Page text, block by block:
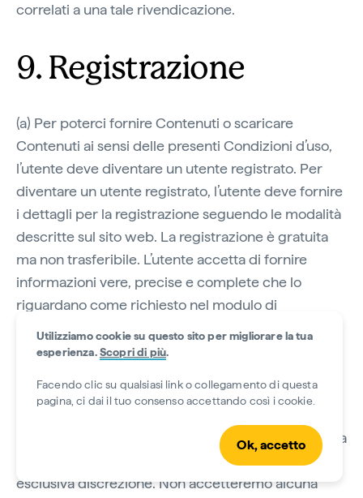
correlati a una tale rivendicazione.
9. Registrazione
(a) Per poterci fornire Contenuti o scaricare
Contenuti ai sensi delle presenti Condizioni d’uso,
l’utente deve diventare un utente registrato. Per
diventare un utente registrato, l’utente deve fornire
i dettagli per la registrazione seguendo le modalità
descritte sul sito web. La registrazione è gratuita
ma non trasferibile. L’utente accetta di fornire
informazioni vere, precise e complete che lo
riguardano come richiesto nel modulo di
contribuire al Sito/ai Siti, dovrà accedere al proprio
registrazione dell’account utente o di sospendere la
sua registrazione in qualsiasi momento, a nostra
esclusiva discrezione. Non accetteremo alcuna
Utilizziamo cookie su questo sito per migliorare la tua
esperienza.Scopri di più.
Facendo clic su qualsiasi link o collegamento di questa
pagina, ci dai il tuo consenso accettando così i cookie.
Ok, accetto